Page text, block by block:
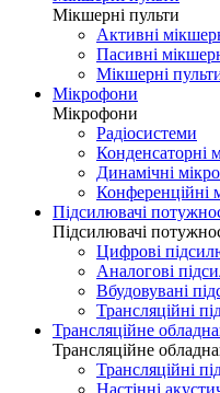
Мікшерні пульти
Активні
Пасивні
Мікшерні
Мікрофони
Мікрофони
Радіосистеми
Конденсаторні
Динамічні
Конференційні
Підсилювачі
Підсилювачі
Цифрові
Аналогові
Вбудовувані
Трансляційні
Трансляційне
Трансляційне
Трансляційні